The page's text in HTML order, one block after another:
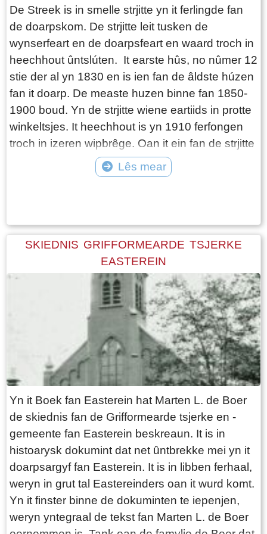
fan '30 fuotten ' (9 meter) heech. De tsjerke
waard sjoen as ien fan de fraaiste ûnder de
Lântsjerken. De kertieren om Easterein hinne
Neist de saneamde Kerkbuurt (it sintrum om de
tsjerke hinne) dy 't aardich grut wie, bestie it
doarp út fjouwer ' fjouwerendeelen ' of wol
kwartieren. De wichtichste wie it ' Meylehuister
vierendeel ' wêryn 't fjouwer steaten (in state is
in lânhûs of pleats fan oansjen, soms adellik)
leine. Dit wiene grut en lyts Meilahûs, Jellema en
Sjaarda. Yn it ' Slypster vierendeel ' leine de
lyts en grut Hoekens, en Rispens. Ta beslút
de buortsjes en huzen Stittens, Eeskwerd,
Syons én de âlde steaten Reduzum en Sibada.
Spitigernôch binne al dizze steaten geandewei
ferdwûn.... Sibede Ut it doarp wei, foarby de
lêstneamde buertsjes en staten, rûn nei it
noarden in Opfeart, ek wol Sibada of Sibede
neamd, dy 't op de ' Bolswerder ' jaachfeart
útkaam. Yn it súdeasten rûn fan Easterein ôf
noch in feart, nei de Hydaarder feart en dêrwei
nei de Snitser feart op Frjentsjer. Ek rûn fan it
doarp ôf in ' Rijdweg ', nei it noarden ta nei
Frjentsjer, en súdlik nei Snits en Boalsert.
Dêrmei befûn Oosterend him ûnder de '
wolgelegen ' doarpen. Dit doarp wie fan súd nei
noard, wol in hiel oere ' rinnen ' lang (!) Historie
bliuwt fuortbestean. Mar in pear opfallende en
De Streek is in smelle strjitte yn it ferlingde fan
de doarpskom. De strjitte leit tusken de
wynserfeart en de doarpsfeart en waard troch in
heechhout ûntslúten. It earste hûs, no nûmer 12
stie der al yn 1830 en is ien fan de âldste húzen
fan it doarp. De measte huzen binne fan 1850-
1900 boud. Yn de strjitte wiene eartiids in protte
winkeltsjes. It heechhout is yn 1910 ferfongen
troch in izeren wipbrêge. Oan it ein fan de strjitte
rûn in rinpaad lâns de wynserfeart.
Lês mear
SKIEDNIS GRIFFORMEARDE TSJERKE
EASTEREIN
Yn it Boek fan Easterein hat Marten L. de Boer
de skiednis fan de Grifformearde tsjerke en -
gemeente fan Easterein beskreaun. It is in
histoarysk dokumint dat net ûntbrekke mei yn it
doarpsargyf fan Easterein. It is in libben ferhaal,
weryn in grut tal Eastereinders oan it wurd komt.
Yn it finster binne de dokuminten te iepenjen,
weryn yntegraal de tekst fan Marten L. de Boer